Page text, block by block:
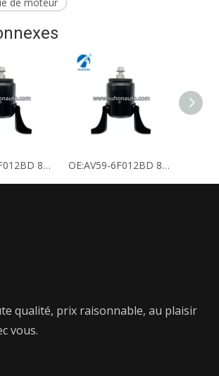
OE:AV59-6F012BD 8V5Z-6068D 8V51-6F012AJ 8V51-6F012BJ support moteur OE:AV59-6F012BD 8V5Z-6068D 8V51-6F012AJ 8V51-6F012BJ support moteur
qualité, prix raisonnable, au plaisir
vous.